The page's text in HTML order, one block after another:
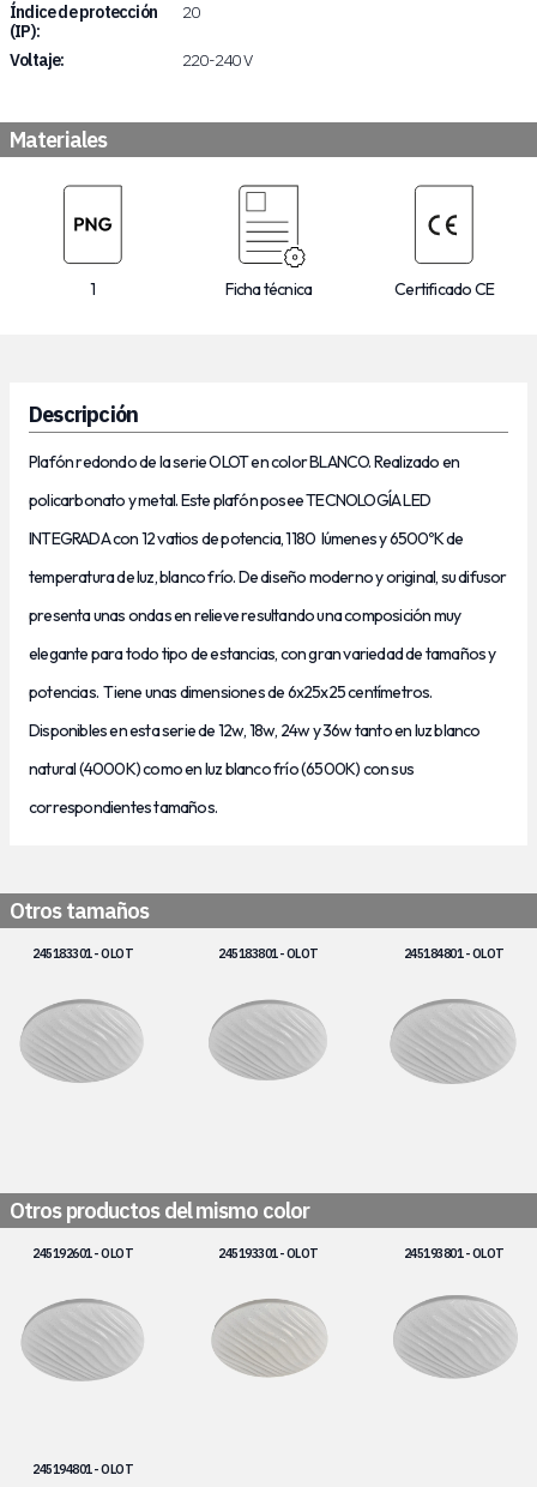
Índice de protección
(IP):
20
Voltaje: 220-240 V
Materiales
1 Ficha técnica Certificado CE
Descripción
Plafón redondo de la serie OLOT en color BLANCO. Realizado en
policarbonato y metal. Este plafón posee TECNOLOGÍA LED
INTEGRADA con 12 vatios de potencia, 1180 lúmenes y 6500ºK de
temperatura de luz, blanco frío. De diseño moderno y original, su difusor
presenta unas ondas en relieve resultando una composición muy
elegante para todo tipo de estancias, con gran variedad de tamaños y
potencias. Tiene unas dimensiones de 6x25x25 centímetros.
Disponibles en esta serie de 12w, 18w, 24w y 36w tanto en luz blanco
natural (4000K) como en luz blanco frío (6500K) con sus
correspondientes tamaños.
Otros tamaños
245183301 - OLOT 245183801 - OLOT 245184801 - OLOT
Otros productos del mismo color
245192601 - OLOT 245193301 - OLOT 245193801 - OLOT
245194801 - OLOT